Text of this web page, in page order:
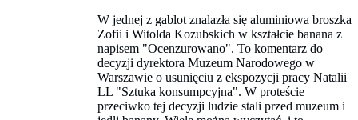
W jednej z gablot znalazła się aluminiowa broszka
Zofii i Witolda Kozubskich w kształcie banana z
napisem "Ocenzurowano". To komentarz do
decyzji dyrektora Muzeum Narodowego w
Warszawie o usunięciu z ekspozycji pracy Natalii
LL "Sztuka konsumpcyjna". W proteście
przeciwko tej decyzji ludzie stali przed muzeum i